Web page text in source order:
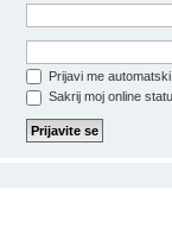
Prijavi me
Sakrij moj online